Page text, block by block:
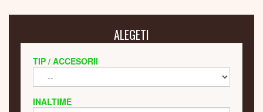
ALEGETI
TIP / ACCESORII
INALTIME